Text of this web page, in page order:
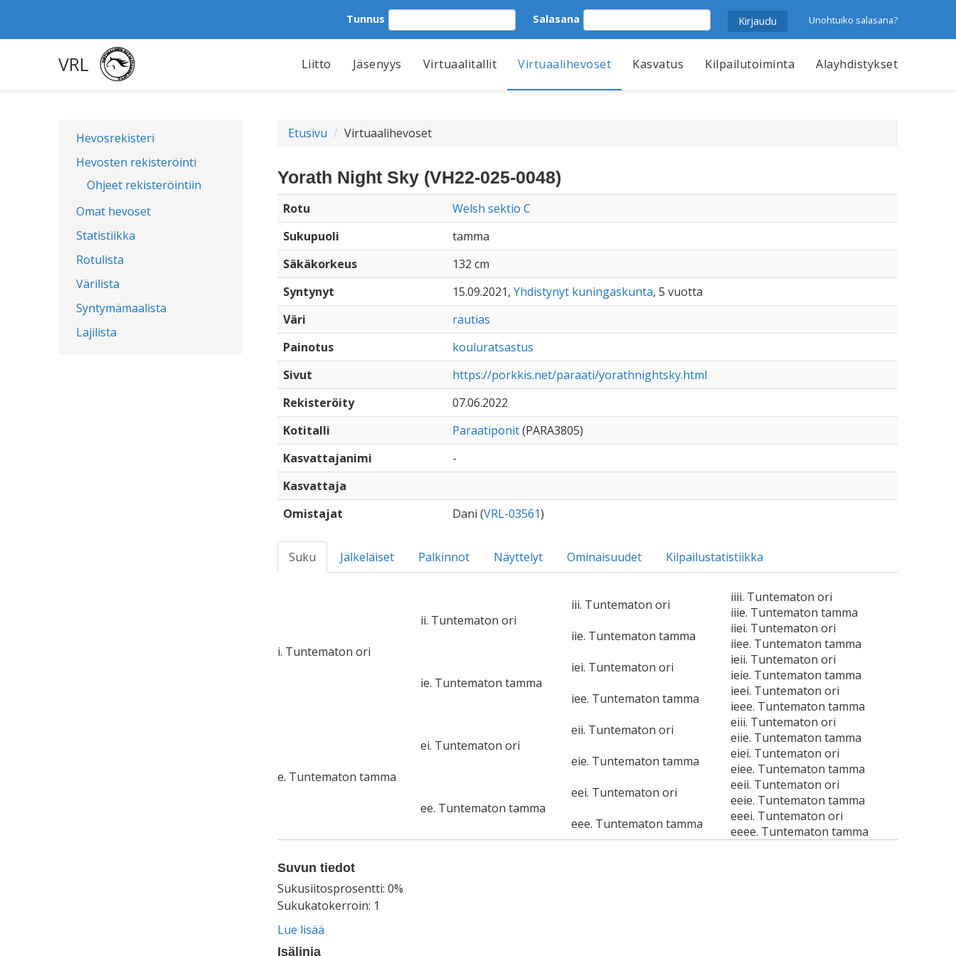
Tunnus Salasana Unohtuiko salasana?
VRL Liitto Jäsenyys Virtuaalitallit Virtuaalihevoset Kasvatus Kilpailutoiminta Alayhdistykset
Hevosrekisteri
Hevosten rekisteröinti
Ohjeet rekisteröintiin
Omat hevoset
Statistiikka
Rotulista
Värilista
Syntymämaalista
Lajilista
Etusivu Virtuaalihevoset
Yorath Night Sky (VH22-025-0048)
Rotu
Welsh sektio C
Sukupuoli
tamma
Säkäkorkeus
132 cm
Syntynyt
15.09.2021, Yhdistynyt kuningaskunta, 5 vuotta
Väri
rautias
Painotus
kouluratsastus
Sivut
https://porkkis.net/paraati/yorathnightsky.html
Rekisteröity
07.06.2022
Kotitalli
Paraatiponit(PARA3805)
Kasvattajanimi
-
Kasvattaja
Omistajat
Dani (VRL-03561)
Suku Jälkeläiset Palkinnot Näyttelyt Ominaisuudet Kilpailustatistiikka
i. Tuntematon ori
ii. Tuntematon ori
iii. Tuntematon ori
iiii. Tuntematon ori
iiie. Tuntematon tamma
iie. Tuntematon tamma
iiei. Tuntematon ori
iiee. Tuntematon tamma
ie. Tuntematon tamma
iei. Tuntematon ori
ieii. Tuntematon ori
ieie. Tuntematon tamma
iee. Tuntematon tamma
ieei. Tuntematon ori
ieee. Tuntematon tamma
e. Tuntematon tamma
ei. Tuntematon ori
eii. Tuntematon ori
eiii. Tuntematon ori
eiie. Tuntematon tamma
eie. Tuntematon tamma
eiei. Tuntematon ori
eiee. Tuntematon tamma
ee. Tuntematon tamma
eei. Tuntematon ori
eeii. Tuntematon ori
eeie. Tuntematon tamma
eee. Tuntematon tamma
eeei. Tuntematon ori
eeee. Tuntematon tamma
Suvun tiedot
Sukusiitosprosentti: 0%
Sukukatokerroin: 1
Lue lisää
Isälinja